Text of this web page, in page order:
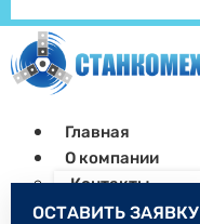
Главная
О компании
Контакты
Как заказать
ОСТАВИТЬ ЗАЯВКУ